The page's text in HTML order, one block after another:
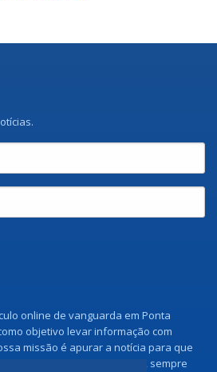
online de vanguarda em Ponta
objetivo levar informação com
missão é apurar a notícia para que
aos fatos como eles são, sempre